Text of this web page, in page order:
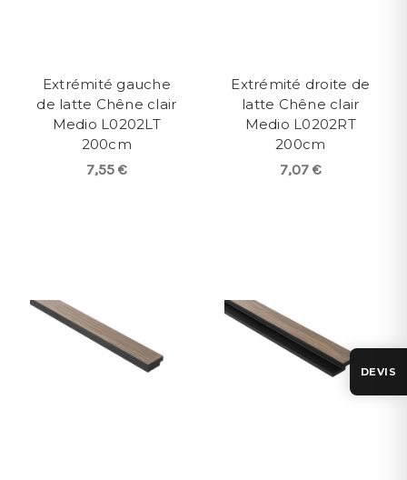
Extrémité gauche
de latte Chêne clair
Medio L0202LT
200cm
7,55 €
Extrémité droite de
latte Chêne clair
Medio L0202RT
200cm
7,07 €
DEVIS